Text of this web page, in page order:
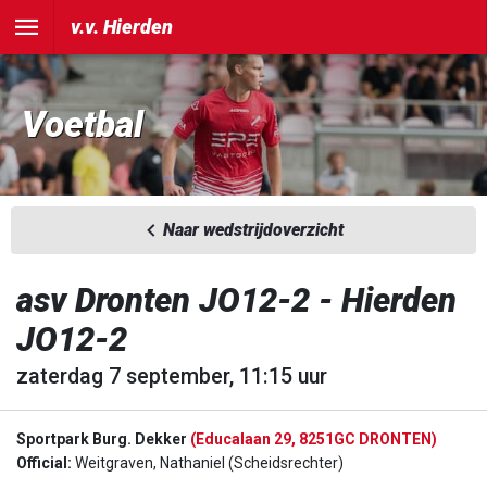
v.v. Hierden
Voetbal
Naar wedstrijdoverzicht
asv Dronten JO12-2 - Hierden
JO12-2
zaterdag 7 september, 11:15 uur
Sportpark Burg. Dekker (Educalaan 29, 8251GC DRONTEN)
Official: Weitgraven, Nathaniel (Scheidsrechter)